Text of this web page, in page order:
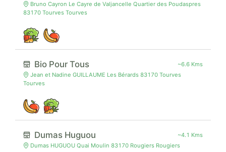
Bruno Cayron Le Cayre de Valjancelle Quartier des Poudaspres
83170 Tourves Tourves
Bio Pour Tous
~6.6 Kms
Jean et Nadine GUILLAUME Les Bérards 83170 Tourves
Tourves
Dumas Huguou
~4.1 Kms
Dumas HUGUOU Quai Moulin 83170 Rougiers Rougiers